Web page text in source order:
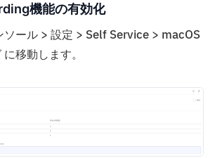
機能の有効化
ール > 設定 > Self Service > macOS
移動します。